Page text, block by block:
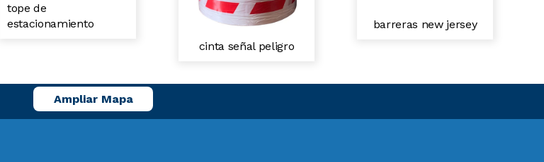
tope de
estacionamiento
cinta señal peligro
barreras new jersey
Ampliar Mapa